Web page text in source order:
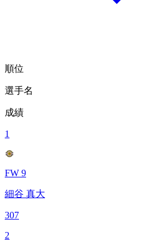
順位
選手名
成績
1
FW 9
細谷 真大
307
2